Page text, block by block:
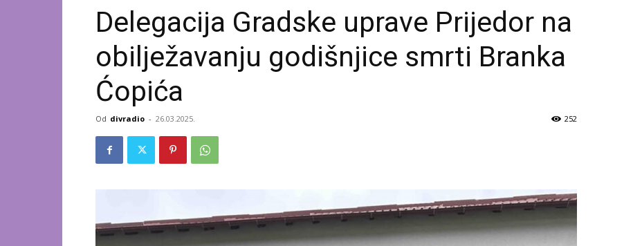
Delegacija Gradske uprave Prijedor na
obilježavanju godišnjice smrti Branka
Ćopića
Od divradio - 26.03.2025. 252